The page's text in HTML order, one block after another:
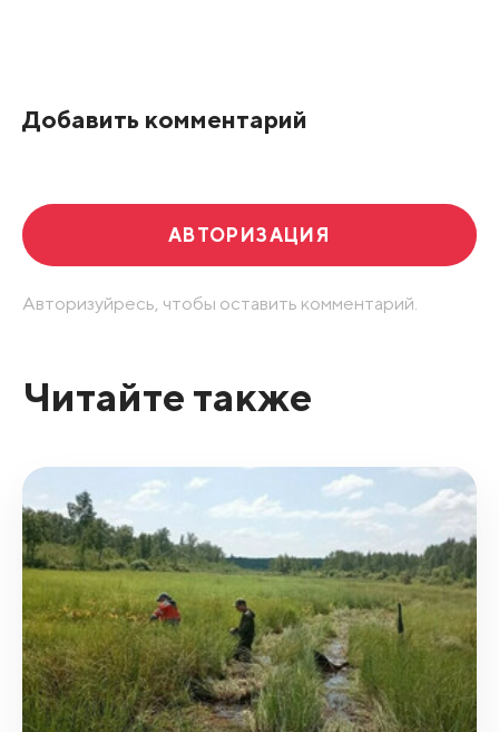
Добавить комментарий
АВТОРИЗАЦИЯ
Авторизуйресь, чтобы оставить комментарий.
Читайте также